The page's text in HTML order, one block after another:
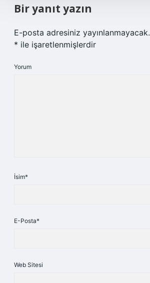
Bir yanıt yazın
E-posta adresiniz yayınlanmayacak.
* ile işaretlenmişlerdir
Yorum
İsim*
E-Posta*
Web Sitesi